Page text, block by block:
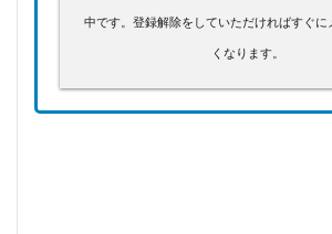
中です。登録解除をしていただければすぐに
くなります。